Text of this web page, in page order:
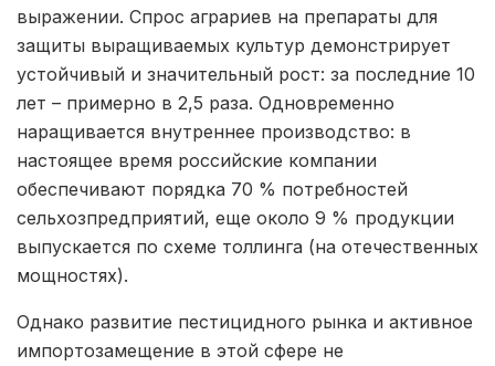
выражении. Спрос аграриев на препараты для
защиты выращиваемых культур демонстрирует
устойчивый и значительный рост: за последние 10
лет – примерно в 2,5 раза. Одновременно
наращивается внутреннее производство: в
настоящее время российские компании
обеспечивают порядка 70 % потребностей
сельхозпредприятий, еще около 9 % продукции
выпускается по схеме толлинга (на отечественных
мощностях).
Однако развитие пестицидного рынка и активное
импортозамещение в этой сфере не